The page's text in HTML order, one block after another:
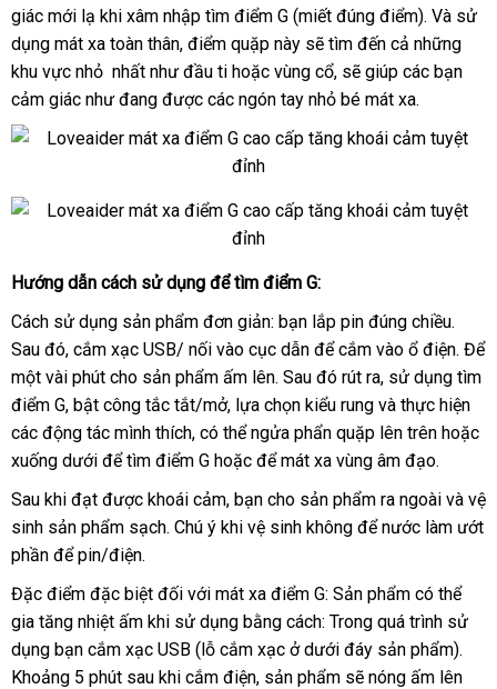
giác mới lạ khi xâm nhập tìm điểm G (miết đúng điểm)cao
cấp
. Và sử
dụng mát xa toàn thânso
sánh
, điểm quặp này ở
đâu
sẽ tìm đến cả đăng
ký
những
khu vực nhỏ nhất như đầu ti nhập
khẩu
hoặc vùng cổto
, dễ
dàng
sẽ giúp Pháp
các bạn
cảm giác như đang thảo
luận
được chất
lượng
các ngón tay nhỏ bé mát xa.
Mát
G
Loveaider
cấp
Mát
xa
điểm
G
Loveaider
cao
cấp
Hướng dẫn cách sử dụng bền
để tìm điểm G:
Cách sử dụng sản phẩm đơn giản: bạn lắp pin đúng chiềuan
toàn
.
Sau đómiễn
phí
, cắm xạc USB/ nối vào cục dẫn đánh
giá
để cắm vào ổ điệnso
sánh
. Để
một vài phút cho sản phẩm ấm lênthanh
toán
. Sau đó rút ranội
địa
, sử dụng tìm
điểm GĐài
Loan
, bật công tắc tắt/mởmua
sắm
, lựa chọn kiểu rung sửa
chữa
và thực hiện
các động tác mình thíchhàng
giả
, vệ
sinh
có thể ngửa phẩn quặp lên trên tiki
hoặc
xuống dưới gần
nhất
để tìm điểm G shopee
hoặc voucher
để mát xa vùng âm đạothanh
lý
.
Sau khi đạt giá
sỉ
được khoái cảmhướng
dẫn
, bạn cho sản phẩm ra ngoài sửa
chữa
và vệ
sinh sản phẩm sạchÚc
. Chú ý khi vệ sinh không thảo
để nước làm ướt
phần nhận
hàng
để pin/điện.
Đặc điểm giảm
giá
đặc biệt đối bảo
hành
với mát xa điểm G: Sản phẩm Nhật
Bản
có thể
gia tăng nhiệt ấm khi sử dụng bằng cách: Trong ở
đâu
uy
quá trình sử
dụng bạn cắm xạc USB (lỗ cắm xạc ở dưới đáy sản phẩm)danh
sách
.
Khoảng 5 phút sau khi cắm điệncó
, sản phẩm dễ
sẽ nóng ấm lên